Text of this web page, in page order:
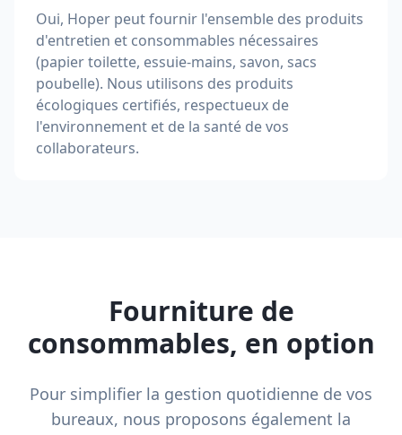
Oui, Hoper peut fournir l'ensemble des produits
d'entretien et consommables nécessaires
(papier toilette, essuie-mains, savon, sacs
poubelle). Nous utilisons des produits
écologiques certifiés, respectueux de
l'environnement et de la santé de vos
collaborateurs.
Fourniture de
consommables, en option
Pour simplifier la gestion quotidienne de vos
bureaux, nous proposons également la